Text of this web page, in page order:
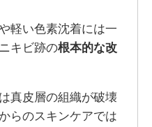
軽い色素沈着には一
キビ跡の根本的な改
真皮層の組織が破壊
らのスキンケアでは